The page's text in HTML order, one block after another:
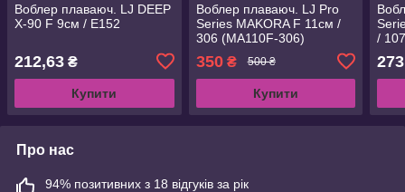
Воблер плаваюч. LJ DEEP
X-90 F 9см / E152
212,63 ₴
Купити
Воблер плаваюч. LJ Pro
Series MAKORA F 11см /
306 (MA110F-306)
350₴ 500 ₴
Купити
/
Про нас
94% позитивних з 18 відгуків за рік